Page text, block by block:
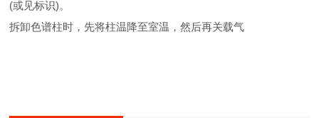
(或见标识)。
拆卸色谱柱时，先将柱温降至室温，然后再关载气